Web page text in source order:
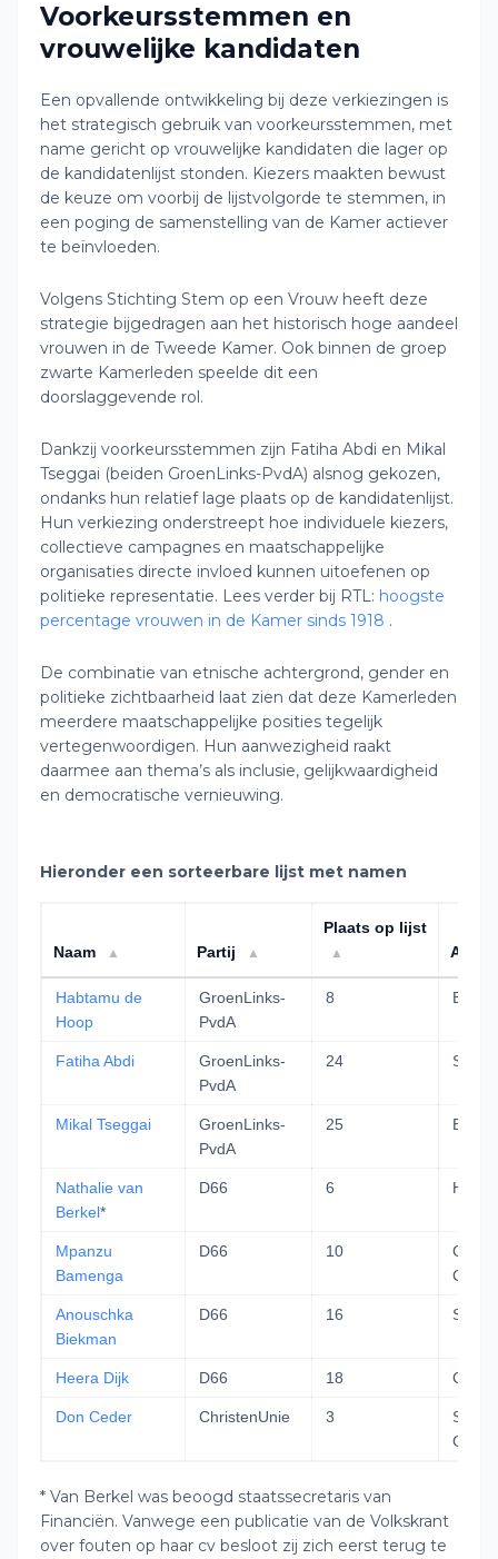
Voorkeursstemmen en
vrouwelijke kandidaten
Een opvallende ontwikkeling bij deze verkiezingen is
het strategisch gebruik van voorkeursstemmen, met
name gericht op vrouwelijke kandidaten die lager op
de kandidatenlijst stonden. Kiezers maakten bewust
de keuze om voorbij de lijstvolgorde te stemmen, in
een poging de samenstelling van de Kamer actiever
te beïnvloeden.
Volgens Stichting Stem op een Vrouw heeft deze
strategie bijgedragen aan het historisch hoge aandeel
vrouwen in de Tweede Kamer. Ook binnen de groep
zwarte Kamerleden speelde dit een
doorslaggevende rol.
Dankzij voorkeursstemmen zijn Fatiha Abdi en Mikal
Tseggai (beiden GroenLinks-PvdA) alsnog gekozen,
ondanks hun relatief lage plaats op de kandidatenlijst.
Hun verkiezing onderstreept hoe individuele kiezers,
collectieve campagnes en maatschappelijke
organisaties directe invloed kunnen uitoefenen op
politieke representatie. Lees verder bij RTL: hoogste
percentage vrouwen in de Kamer sinds 1918 .
De combinatie van etnische achtergrond, gender en
politieke zichtbaarheid laat zien dat deze Kamerleden
meerdere maatschappelijke posities tegelijk
vertegenwoordigen. Hun aanwezigheid raakt
daarmee aan thema’s als inclusie, gelijkwaardigheid
en democratische vernieuwing.
Hieronder een sorteerbare lijst met namen
Naam ▲ Partij ▲
Plaats op lijst
▲
Habtamu de
Hoop
GroenLinks-
PvdA
8
Fatiha Abdi
GroenLinks-
PvdA
24
Mikal Tseggai
GroenLinks-
PvdA
25
Nathalie van
Berkel*
D66 6 Half
Mpanzu
Bamenga
D66 10
Anouschka
Biekman
D66 16
Heera Dijk D66 18
Don Ceder ChristenUnie 3
* Van Berkel was beoogd staatssecretaris van
Financiën. Vanwege een publicatie van de Volkskrant
over fouten op haar cv besloot zij zich eerst terug te